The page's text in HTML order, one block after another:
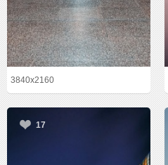
3840x2160
17